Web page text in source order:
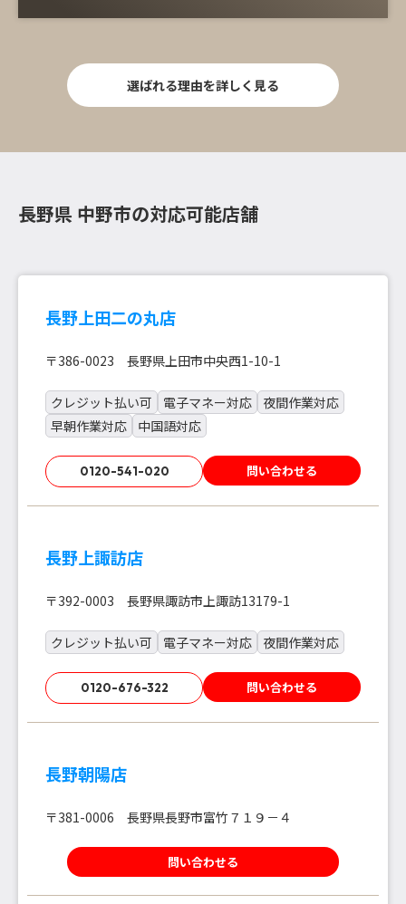
選ばれる理由を詳しく見る
長野県 中野市の対応可能店舗
長野上田二の丸店
〒386-0023 長野県上田市中央西1-10-1
クレジット払い可 電子マネー対応
夜間作業対応
早朝作業対応
中国語対応
0120-541-020 問い合わせる
長野上諏訪店
〒392-0003 長野県諏訪市上諏訪13179-1
クレジット払い可 電子マネー対応 夜間作業対応
0120-676-322 問い合わせる
長野朝陽店
〒381-0006 長野県長野市富竹７１９－４
問い合わせる